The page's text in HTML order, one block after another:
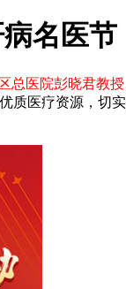
名医节
总医院彭晓君教
质医疗资源，切